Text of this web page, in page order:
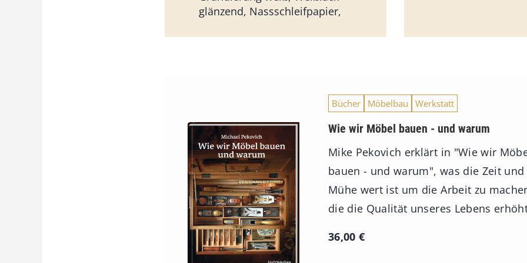
glänzend, Nassschleifpapier,
Bücher Möbelbau Werkstatt
Wie wir Möbel bauen - und warum
Mike Pekovich erklärt in "Wie wir
bauen - und warum", was die Zeit und
Mühe wert ist um die Arbeit zu
die die Qualität unseres Lebens
36,00 €